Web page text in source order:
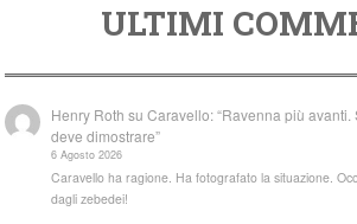
ULTIMI
Henry Roth suCaravello: “Ravenna più
deve dimostrare”
6 Agosto 2026
Caravello ha ragione. Ha fotografato la situazione.
dagli zebedei!